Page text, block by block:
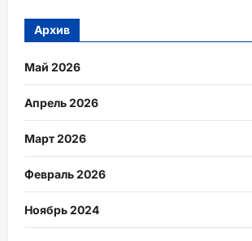
Архив
Май 2026
Апрель 2026
Март 2026
Февраль 2026
Ноябрь 2024